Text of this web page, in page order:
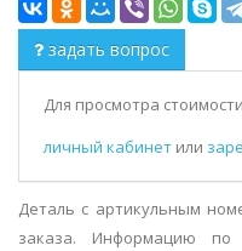
задать вопрос
Для просмотра
личный кабинет или
Деталь с артикульным
заказа. Информацию